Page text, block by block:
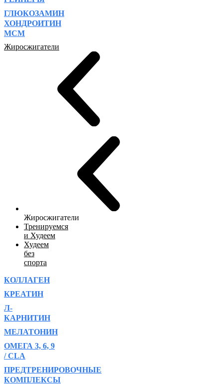
ГЛЮКОЗАМИН
ХОНДРОИТИН
МСМ
Жиросжигатели
Жиросжигатели
Тренируемся
и Худеем
Худеем
без
спорта
КОЛЛАГЕН
КРЕАТИН
Л-
КАРНИТИН
МЕЛАТОНИН
ОМЕГА 3, 6, 9
/ CLA
ПРЕДТРЕНИРОВОЧНЫЕ
КОМПЛЕКСЫ